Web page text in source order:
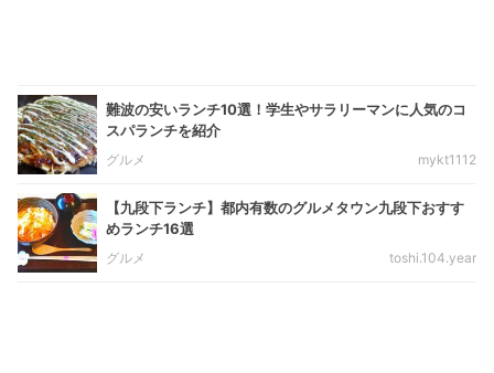
難波の安いランチ10選！学生やサラリーマンに人気のコ
スパランチを紹介
グルメ mykt1112
【九段下ランチ】都内有数のグルメタウン九段下おすす
めランチ16選
グルメ toshi.104.year